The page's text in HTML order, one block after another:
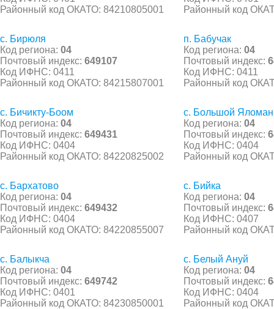
Районный код ОКАТО: 84210805001
Районный код
с. Бирюля
Код региона: 04
Почтовый индекс: 649107
Код ИФНС: 0411
Районный код ОКАТО: 84215807001
п. Бабучак
Код региона: 04
Почтовый индекс:
Код ИФНС: 0411
Районный код
с. Бичикту-Боом
Код региона: 04
Почтовый индекс: 649431
Код ИФНС: 0404
Районный код ОКАТО: 84220825002
с. Большой Яломан
Код региона: 04
Почтовый индекс:
Код ИФНС: 0404
Районный код
с. Бархатово
Код региона: 04
Почтовый индекс: 649432
Код ИФНС: 0404
Районный код ОКАТО: 84220855007
с. Бийка
Код региона: 04
Почтовый индекс:
Код ИФНС: 0407
Районный код
с. Балыкча
Код региона: 04
Почтовый индекс: 649742
Код ИФНС: 0401
Районный код ОКАТО: 84230850001
с. Белый Ануй
Код региона: 04
Почтовый индекс:
Код ИФНС: 0404
Районный код